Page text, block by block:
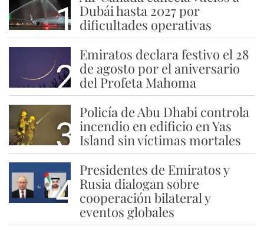
1 Dubái hasta 2027 por
dificultades operativas
2
Emiratos declara festivo el 28
de agosto por el aniversario
del Profeta Mahoma
3
Policía de Abu Dhabi controla
incendio en edificio en Yas
Island sin víctimas mortales
4
Presidentes de Emiratos y
Rusia dialogan sobre
cooperación bilateral y
eventos globales